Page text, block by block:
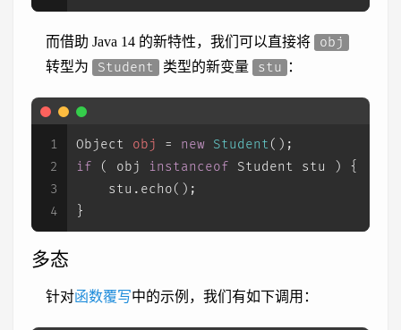
而借助 Java 14 的新特性，我们可以直接将
obj
转型为
Student 类型的新变量 stu ：
1
2
3
4
Object obj = new Student ();
if ( obj instanceof Student stu ) {
    stu.echo();
}
多态
针对函数覆写中的示例，我们有如下调用：